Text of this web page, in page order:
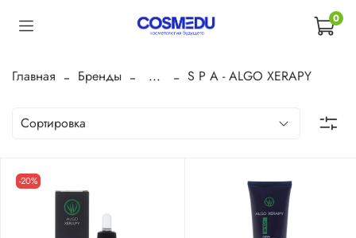
0
Главная Бренды ... S P A - ALGO XERAPY
-20%